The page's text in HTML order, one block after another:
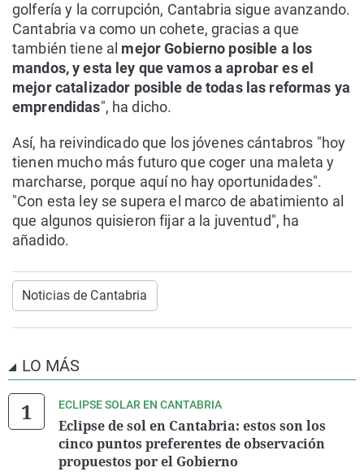
golfería y la corrupción, Cantabria sigue avanzando.
Cantabria va como un cohete, gracias a que
también tiene al mejor Gobierno posible a los
mandos, y esta ley que vamos a aprobar es el
mejor catalizador posible de todas las reformas ya
emprendidas", ha dicho.
Así, ha reivindicado que los jóvenes cántabros "hoy
tienen mucho más futuro que coger una maleta y
marcharse, porque aquí no hay oportunidades".
"Con esta ley se supera el marco de abatimiento al
que algunos quisieron fijar a la juventud", ha
añadido.
Noticias de Cantabria
LO MÁS
ECLIPSE SOLAR EN CANTABRIA
Eclipse de sol en Cantabria: estos son los
cinco puntos preferentes de observación
propuestos por el Gobierno